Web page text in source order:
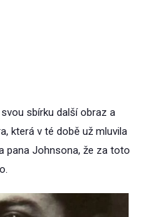
sbírku další obraz a
která v té době už mluvila
pana Johnsona, že za toto